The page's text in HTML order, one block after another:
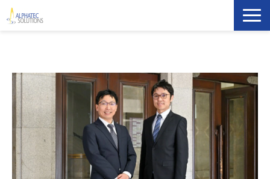
導入事例
イベント・セミナー
ブログ